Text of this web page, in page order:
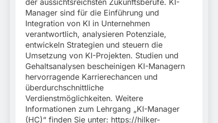
der aussichtsreichsten Zukunftsberufe. KI-
Manager sind für die Einführung und
Integration von KI in Unternehmen
verantwortlich, analysieren Potenziale,
entwickeln Strategien und steuern die
Umsetzung von KI-Projekten. Studien und
Gehaltsanalysen bescheinigen KI-Managern
hervorragende Karrierechancen und
überdurchschnittliche
Verdienstmöglichkeiten. Weitere
Informationen zum Lehrgang „KI-Manager
(HC)“ finden Sie unter: https://hilker-